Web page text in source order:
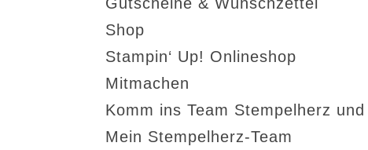
Shop
Stampin‘ Up! Onlineshop
Mitmachen
Komm ins Team Stempelherz
Mein Stempelherz-Team